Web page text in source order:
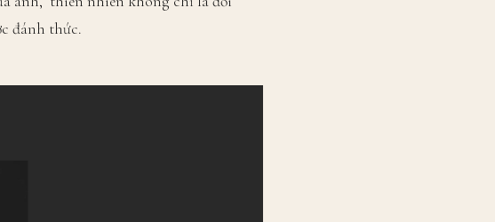
đánh thức.